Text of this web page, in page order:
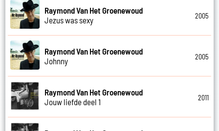
Raymond Van Het Groenewoud
Jezus was sexy
2005
Raymond Van Het Groenewoud
Johnny
2005
Raymond Van Het Groenewoud
Jouw liefde deel 1
2011